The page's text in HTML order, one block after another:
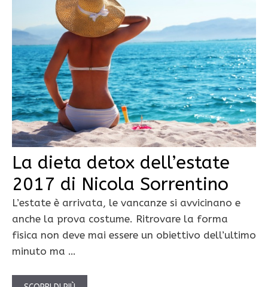
La dieta detox dell’estate
2017 di Nicola Sorrentino
L’estate è arrivata, le vancanze si avvicinano e
anche la prova costume. Ritrovare la forma
fisica non deve mai essere un obiettivo dell’ultimo
minuto ma …